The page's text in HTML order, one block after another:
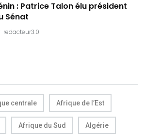
: Patrice Talon élu président
Sénat
redacteur3.0
centrale Afrique de l’Est
Afrique du Sud Algérie